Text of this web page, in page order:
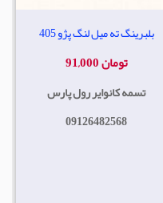
بلبرینگ ته میل لنگ پژو 405
91,000 تومان
تسمه کانوایر رول پارس
09126482568